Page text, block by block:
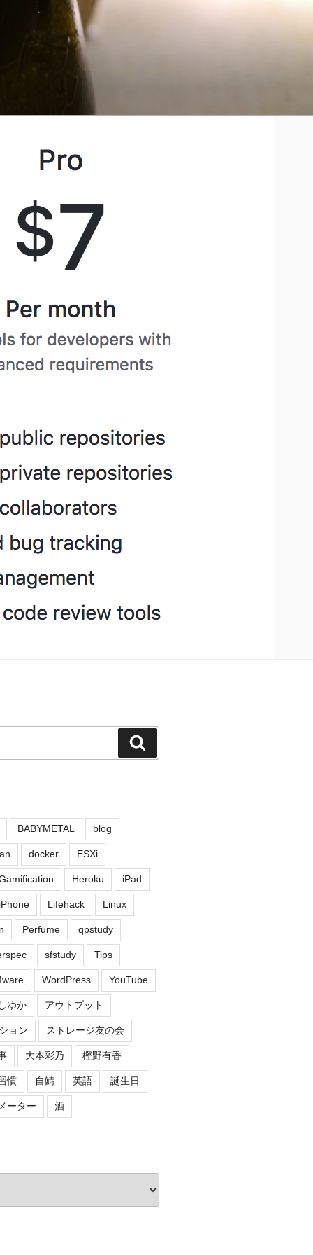
索
BABYMETAL blog
docker ESXi
Heroku iPad
Lifehack Linux
Perfume qpstudy
sfstudy Tips
WordPress YouTube
ゆか アウトプット
ョン ストレージ友の会
大本彩乃 樫野有香
慣 自鯖 英語 誕生日
ーター 酒